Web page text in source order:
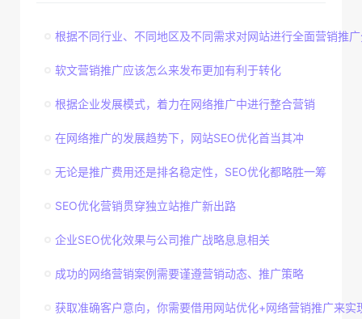
根据不同行业、不同地区及不同需求对网站进行全面营销推
软文营销推广应该怎么来发布更加有利于转化
根据企业发展模式，着力在网络推广中进行整合营销
在网络推广的发展趋势下，网站SEO优化首当其冲
无论是推广费用还是排名稳定性，SEO优化都略胜一筹
SEO优化营销贯穿独立站推广新出路
企业SEO优化效果与公司推广战略息息相关
成功的网络营销案例需要谨遵营销动态、推广策略
获取准确客户意向，你需要借用网站优化+网络营销推广来实